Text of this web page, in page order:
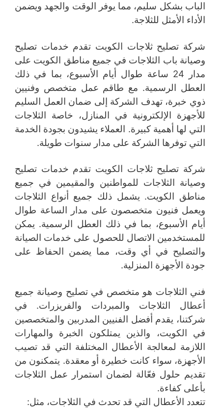
الباب بشكل سليم، مما يوفر الوقت والجهد ويضمن
الأداء الأمثل للثلاجة.
شركة تصليح ثلاجات الكويت تقدم خدمات تصليح
وصيانة باب الثلاجات في جميع مناطق الكويت على
مدار 24 ساعة طوال أيام الأسبوع، بما في ذلك
العطل الرسمية. مع طاقم عمل متخصص وفنيين
ذوي خبرة، تهدف الشركة إلى ضمان العمل السليم
للأجهزة الإلكترونية في المنازل، خاصة الثلاجات
التي لها أهمية كبيرة. العملاء يشيدون بجودة الخدمة
التي توفرها الشركة على مدار سنوات طويلة.
شركة تصليح ثلاجات الكويت تقدم خدمات تصليح
وصيانة الثلاجات للمواطنين والمقيمين في جميع
مناطق الكويت. يشمل ذلك جميع أنواع الثلاجات
ويعمل فنيون متخصصون على مدار الساعة طوال
أيام الأسبوع، بما في ذلك العطل الرسمية. يمكن
للمستخدمين الاتصال للحصول على خدمات الصيانة
والتصليح في أي وقت، مما يضمن الحفاظ على
جودة الأجهزة المنزلية.
فني الثلاجات هو متخصص في تصليح وصيانة جميع
أعطال الثلاجات والمبردات والفريزرات. في
شركتنا، يقدم أفضل الفنيين المدربين والمتخصصين
في الكويت، والذين يمتلكون الخبرة والمهارات
اللازمة لمعالجة الأعطال المختلفة التي قد تصيب
الأجهزة، سواء كانت خطيرة أو معقدة. يتمكنون من
تقديم حلول فعّالة لضمان استمرار عمل الثلاجات
بأعلى كفاءة.
تتعدد الأعطال التي قد تحدث في الثلاجات، مثل: